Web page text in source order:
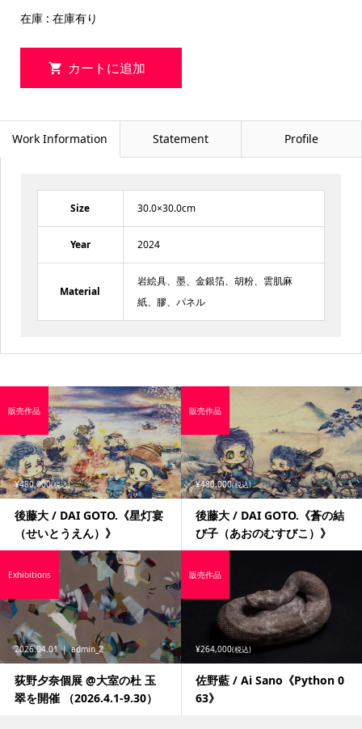
在庫 : 在庫有り
Work Information Statement Profile
Size 30.0×30.0cm
Year 2024
Material
岩絵具、墨、金銀箔、胡粉、雲肌麻
紙、膠、パネル
¥480,000(税込)
後藤大 / DAI GOTO.《星灯宴
（せいとうえん）》
販売作品
¥480,000(税込)
後藤大 / DAI GOTO.《蒼の結
び子（あおのむすびこ）》
販売作品
2026.04.01 admin_2
荻野夕奈個展 @大室の杜 玉
翠を開催 （2026.4.1-9.30）
Exhibitions
¥264,000(税込)
佐野藍 / Ai Sano《Python 0
63》
販売作品